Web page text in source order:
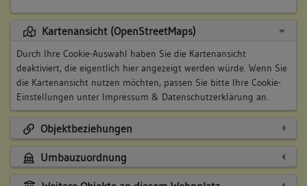
Kartenansicht (OpenStreetMaps)
Durch Ihre Cookie-Auswahl haben Sie die Kartenansicht
deaktiviert, die eigentlich hier angezeigt werden würde. Wenn Sie
die Kartenansicht nutzen möchten, passen Sie bitte Ihre Cookie-
Einstellungen unter Impressum & Datenschutzerklärung an.
Objektbeziehungen
Umbauzuordnung